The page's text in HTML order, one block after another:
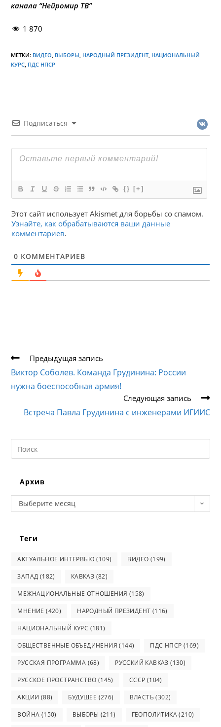
канала “Нейромир ТВ”
1 870
МЕТКИ: ВИДЕО, ВЫБОРЫ, НАРОДНЫЙ ПРЕЗИДЕНТ, НАЦИОНАЛЬНЫЙ
КУРС, ПДС НПСР
Подписаться
{} [+]
Этот сайт использует Akismet для борьбы со спамом.
Узнайте, как обрабатываются ваши данные
комментариев.
0 КОММЕНТАРИЕВ
Еще
статьи
Предыдущая запись
Виктор Соболев. Команда Грудинина: России
нужна боеспособная армия!
Следующая запись
Встреча Павла Грудинина с инженерами ИГИИС
Search
this
Архив
Архив
Выберите месяц
Теги
АКТУАЛЬНОЕ ИНТЕРВЬЮ (109) ВИДЕО (199)
ЗАПАД (182) КАВКАЗ (82)
МЕЖНАЦИОНАЛЬНЫЕ ОТНОШЕНИЯ (158)
МНЕНИЕ (420) НАРОДНЫЙ ПРЕЗИДЕНТ (116)
НАЦИОНАЛЬНЫЙ КУРС (181)
ОБЩЕСТВЕННЫЕ ОБЪЕДИНЕНИЯ (144) ПДС НПСР (169)
РУССКАЯ ПРОГРАММА (68) РУССКИЙ КАВКАЗ (130)
РУССКОЕ ПРОСТРАНСТВО (145) СССР (104)
АКЦИИ (88) БУДУЩЕЕ (276) ВЛАСТЬ (302)
ВОЙНА (150) ВЫБОРЫ (211) ГЕОПОЛИТИКА(210)